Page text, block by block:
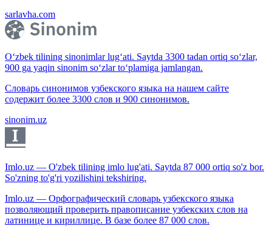
sarlavha.com
O‘zbek tilining sinonimlar lug‘ati. Saytda 3300 tadan ortiq so‘zlar,
900 ga yaqin sinonim so‘zlar to‘plamiga jamlangan.
Словарь синонимов узбекского языка на нашем сайте
содержит более 3300 слов и 900 синонимов.
sinonim.uz
Imlo.uz — O'zbek tilining imlo lug'ati. Saytda 87 000 ortiq so'z bor.
So'zning to'g'ri yozilishini tekshiring.
Imlo.uz — Орфографический словарь узбекского языка
позволяющий проверить правописание узбекских слов на
латинице и кириллице. В базе более 87 000 слов.